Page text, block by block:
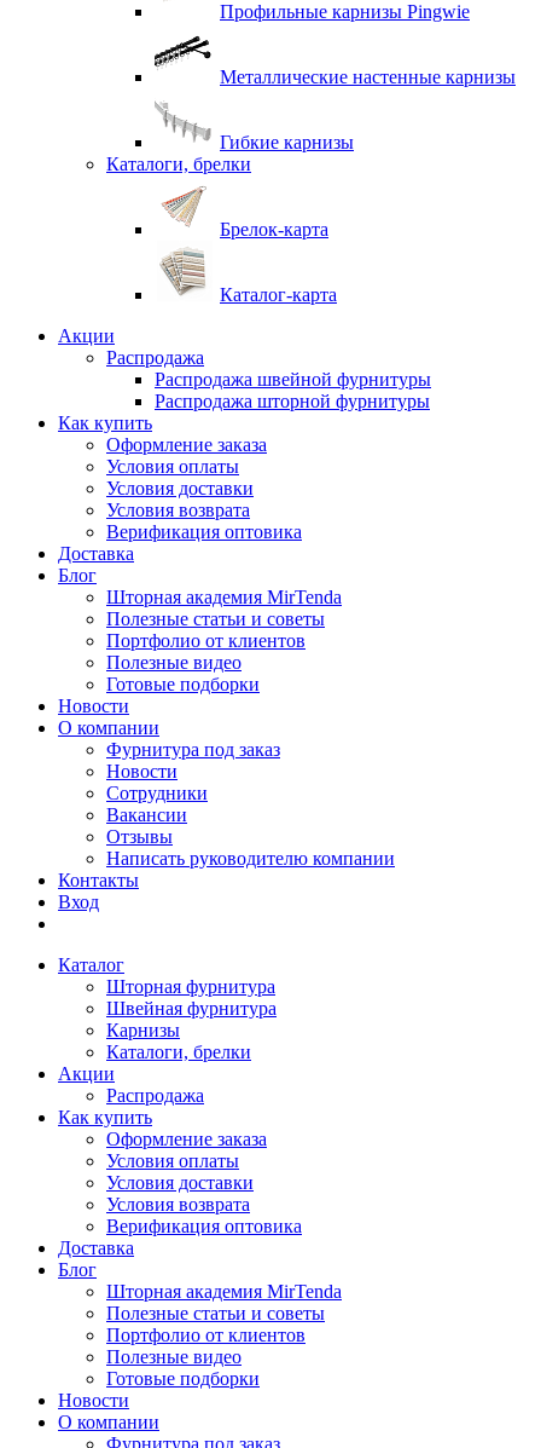
Профильные карнизы Pingwie
Металлические настенные карнизы
Гибкие карнизы
Каталоги, брелки
Брелок-карта
Каталог-карта
Акции
Распродажа
Распродажа швейной фурнитуры
Распродажа шторной фурнитуры
Как купить
Оформление заказа
Условия оплаты
Условия доставки
Условия возврата
Верификация оптовика
Доставка
Блог
Шторная академия MirTenda
Полезные статьи и советы
Портфолио от клиентов
Полезные видео
Готовые подборки
Новости
О компании
Фурнитура под заказ
Новости
Сотрудники
Вакансии
Отзывы
Написать руководителю компании
Контакты
Вход
Каталог
Шторная фурнитура
Швейная фурнитура
Карнизы
Каталоги, брелки
Акции
Распродажа
Как купить
Оформление заказа
Условия оплаты
Условия доставки
Условия возврата
Верификация оптовика
Доставка
Блог
Шторная академия MirTenda
Полезные статьи и советы
Портфолио от клиентов
Полезные видео
Готовые подборки
Новости
О компании
Фурнитура под заказ